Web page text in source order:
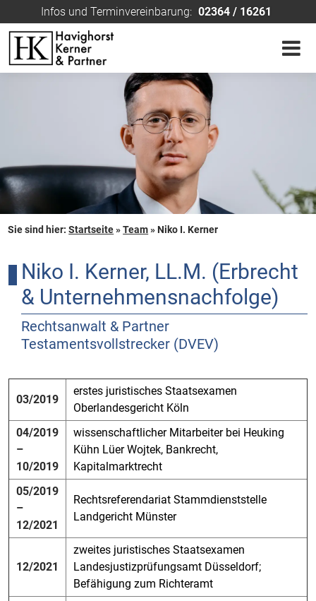
Infos und Terminvereinbarung: 02364 / 16261
Sie sind hier:Startseite»Team»Niko I. Kerner
Niko I. Kerner, LL.M. (Erbrecht
& Unternehmensnachfolge)
Rechtsanwalt & Partner
Testamentsvollstrecker (DVEV)
03/2019
erstes juristisches Staatsexamen
Oberlandesgericht Köln
04/2019
–
10/2019
wissenschaftlicher Mitarbeiter bei Heuking
Kühn Lüer Wojtek, Bankrecht,
Kapitalmarktrecht
05/2019
–
12/2021
Rechtsreferendariat Stammdienststelle
Landgericht Münster
12/2021
zweites juristisches Staatsexamen
Landesjustizprüfungsamt Düsseldorf;
Befähigung zum Richteramt